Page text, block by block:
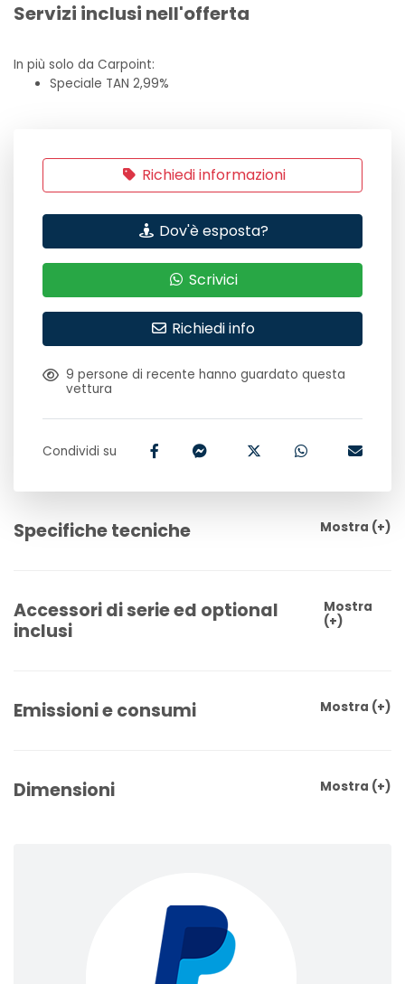
Servizi inclusi nell'offerta
In più solo da Carpoint:
Speciale TAN 2,99%
Richiedi informazioni
Dov'è esposta?
Scrivici
Richiedi info
9 persone di recente hanno guardato questa
vettura
Condividi su
Specifiche tecniche Mostra (+)
Accessori di serie ed optional
inclusi
Mostra
(+)
Emissioni e consumi Mostra (+)
Dimensioni Mostra (+)